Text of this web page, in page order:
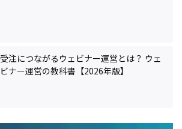
受注につながるウェビナー運営とは？ ウェ
ビナー運営の教科書【2026年版】